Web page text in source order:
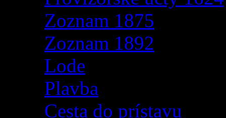
Zoznam 1875
Zoznam 1892
Lode
Plavba
Cesta do prístavu